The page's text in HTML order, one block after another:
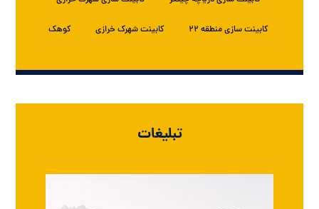
کابینت سازی منطقه ۲۲ کابینت شهرک خرازی کوهک
تبلیغات